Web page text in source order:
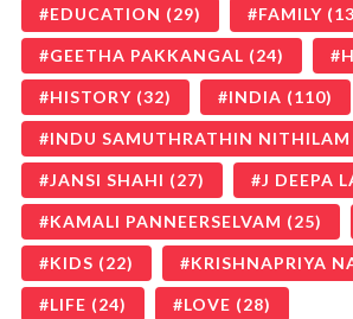
EDUCATION (29) FAMILY
GEETHA PAKKANGAL (24)
HISTORY (32) INDIA (110)
INDU SAMUTHRATHIN NITHILAM
JANSI SHAHI (27) J DEEPA
KAMALI PANNEERSELVAM (25)
KIDS (22) KRISHNAPRIYA
LIFE (24) LOVE (28)